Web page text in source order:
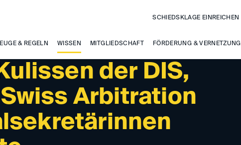
& REGELN WISSEN MITGLIEDSCHAFT FÖRDERUNG & VERNETZUNG
SCHIEDSKLAGE EINREICHEN
der DIS,
Arbitration